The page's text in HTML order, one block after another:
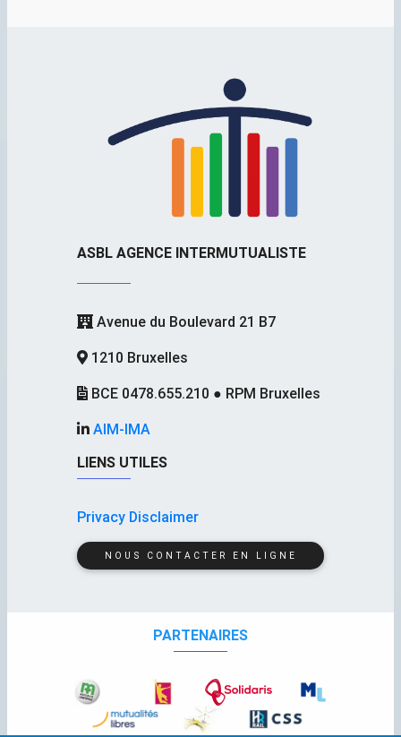
ASBL AGENCE INTERMUTUALISTE
Avenue du Boulevard 21 B7
1210 Bruxelles
BCE 0478.655.210 ● RPM Bruxelles
AIM-IMA
LIENS UTILES
Privacy Disclaimer
NOUS CONTACTER EN LIGNE
PARTENAIRES